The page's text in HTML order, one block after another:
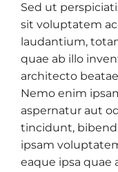
Sed ut
sit voluptatem
laudantium,
quae ab illo
architecto
Nemo enim
aspernatur aut
tincidunt,
ipsam
eaque ipsa quae